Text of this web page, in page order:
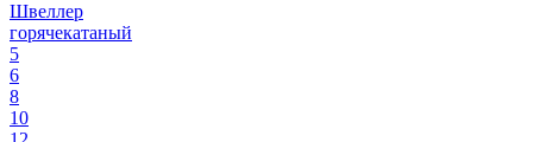
Швеллер
горячекатаный
5
6
8
10